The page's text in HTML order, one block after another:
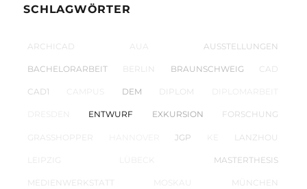
SCHLAGWÖRTER
ARCHICAD AUA AUSSTELLUNGEN
BACHELORARBEIT BERLIN BRAUNSCHWEIG CAD
CAD1 DEM DIPLOM
ENTWURF EXKURSION FORSCHUNG
GRASSHOPPER JGP LANZHOU
LEIPZIG MASTERTHESIS
MEDIENWERKSTATT MÜNCHEN